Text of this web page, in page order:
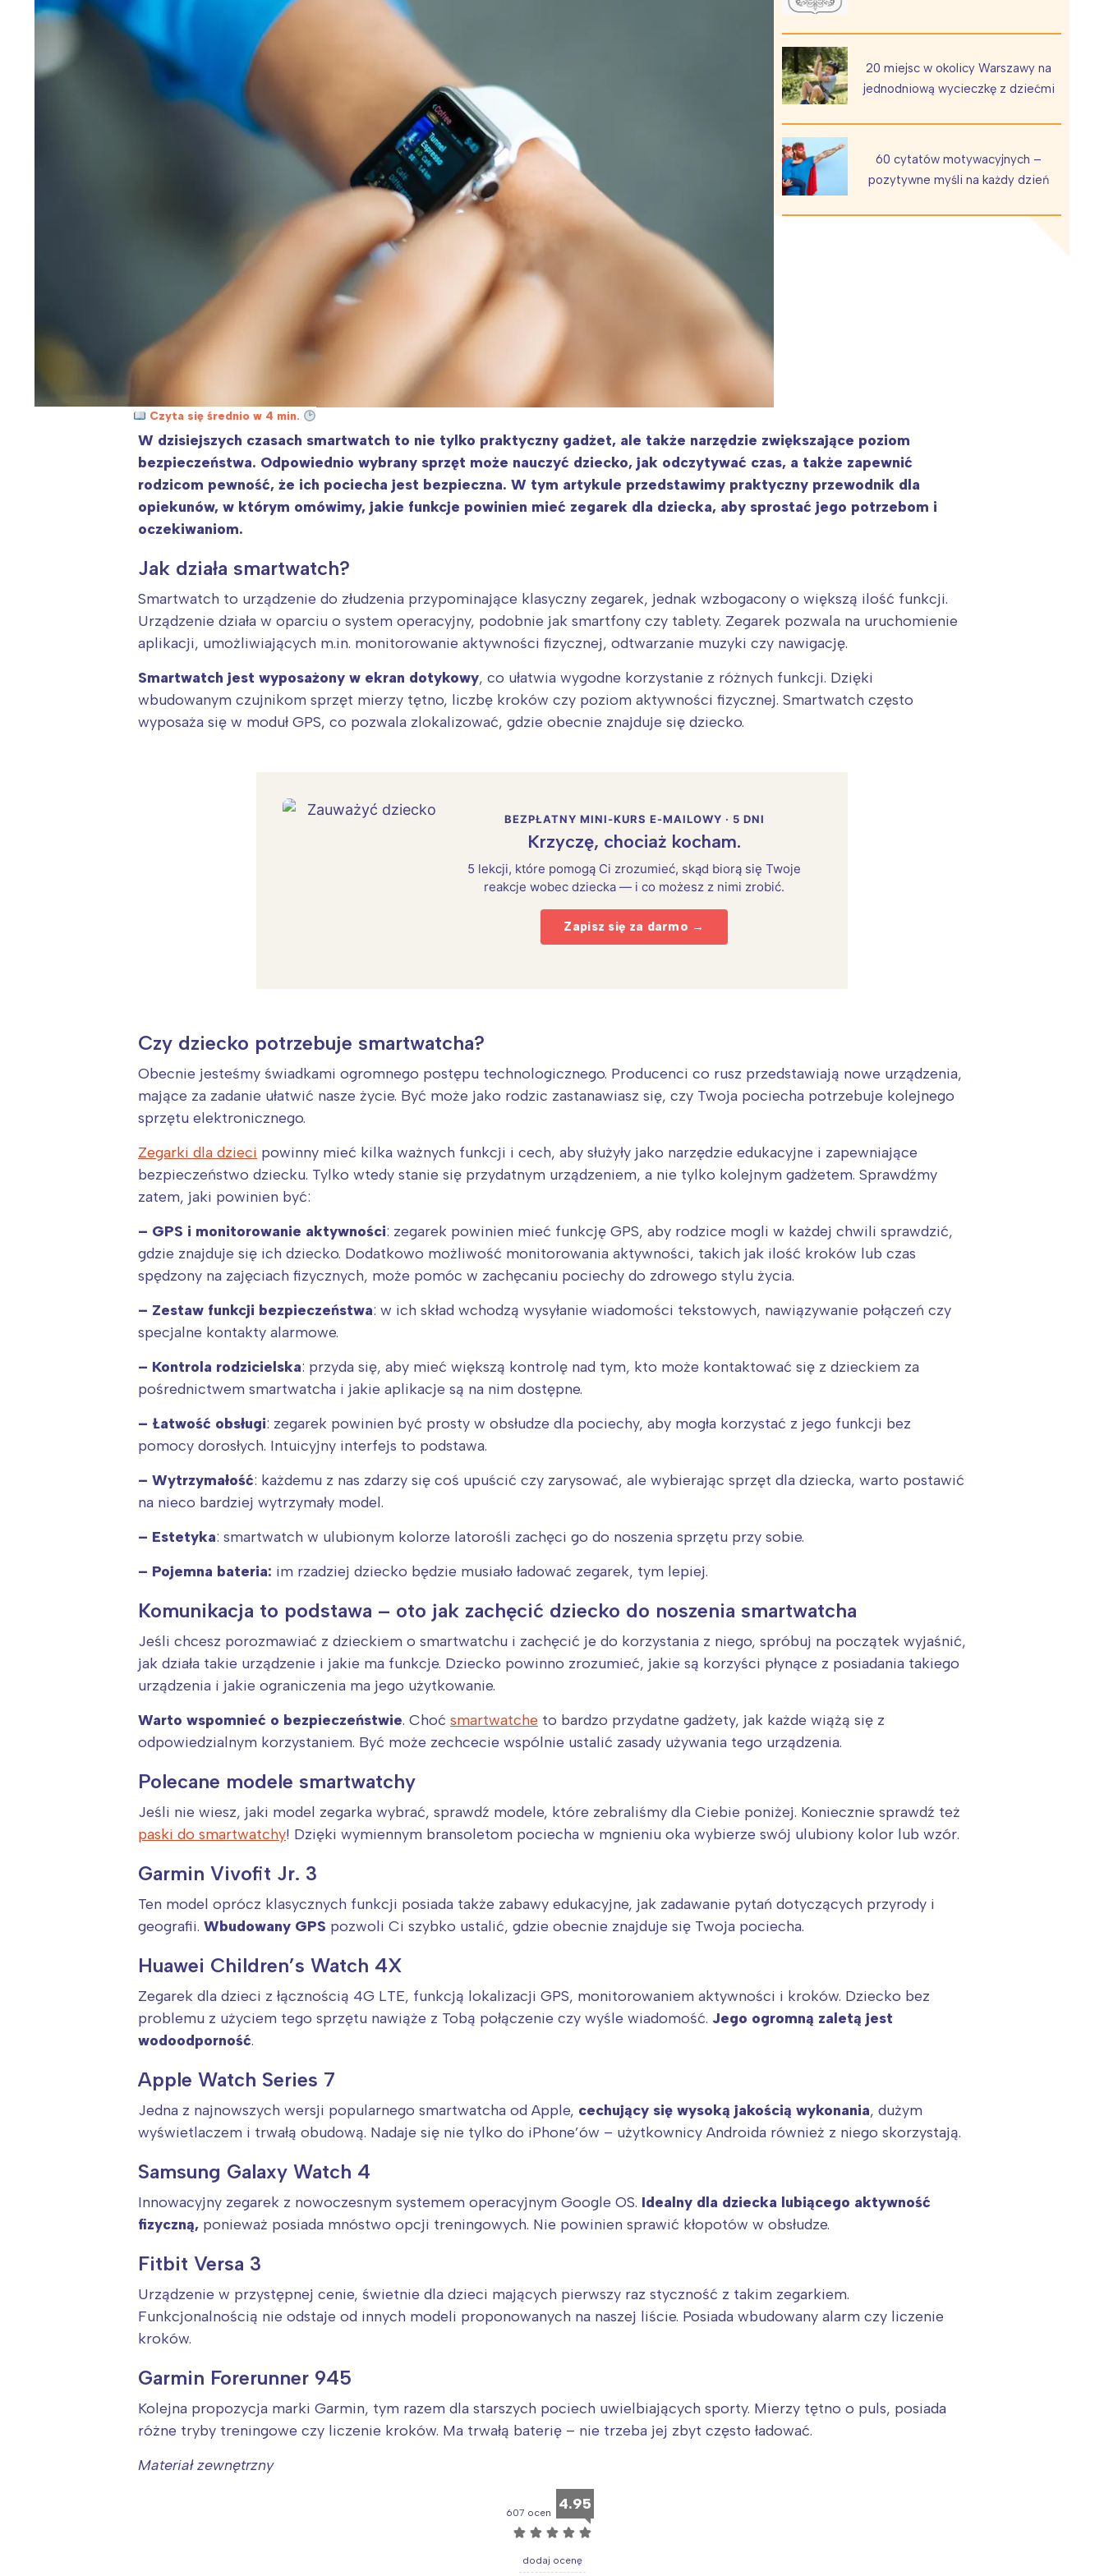
Wiosenny koncert ptaków na płocie Kwitnąca wiśnia i jej płatki Wiewiórka na kwitnącym polu
20 miejsc w okolicy Warszawy na
jednodniową wycieczkę z dziećmi
60 cytatów motywacyjnych –
pozytywne myśli na każdy dzień
Czyta się średnio w 4 min.
W dzisiejszych czasach smartwatch to nie tylko praktyczny gadżet, ale także narzędzie zwiększające poziom
bezpieczeństwa. Odpowiednio wybrany sprzęt może nauczyć dziecko, jak odczytywać czas, a także zapewnić
rodzicom pewność, że ich pociecha jest bezpieczna. W tym artykule przedstawimy praktyczny przewodnik dla
opiekunów, w którym omówimy, jakie funkcje powinien mieć zegarek dla dziecka, aby sprostać jego potrzebom i
oczekiwaniom.
Jak działa smartwatch?
Smartwatch to urządzenie do złudzenia przypominające klasyczny zegarek, jednak wzbogacony o większą ilość funkcji.
Urządzenie działa w oparciu o system operacyjny, podobnie jak smartfony czy tablety. Zegarek pozwala na uruchomienie
aplikacji, umożliwiających m.in. monitorowanie aktywności fizycznej, odtwarzanie muzyki czy nawigację.
Smartwatch jest wyposażony w ekran dotykowy, co ułatwia wygodne korzystanie z różnych funkcji. Dzięki
wbudowanym czujnikom sprzęt mierzy tętno, liczbę kroków czy poziom aktywności fizycznej. Smartwatch często
wyposaża się w moduł GPS, co pozwala zlokalizować, gdzie obecnie znajduje się dziecko.
BEZPŁATNY MINI-KURS E-MAILOWY · 5 DNI
Krzyczę, chociaż kocham.
5 lekcji, które pomogą Ci zrozumieć, skąd biorą się Twoje
reakcje wobec dziecka — i co możesz z nimi zrobić.
Zapisz się za darmo →
Czy dziecko potrzebuje smartwatcha?
Obecnie jesteśmy świadkami ogromnego postępu technologicznego. Producenci co rusz przedstawiają nowe urządzenia,
mające za zadanie ułatwić nasze życie. Być może jako rodzic zastanawiasz się, czy Twoja pociecha potrzebuje kolejnego
sprzętu elektronicznego.
Zegarki dla dzieci powinny mieć kilka ważnych funkcji i cech, aby służyły jako narzędzie edukacyjne i zapewniające
bezpieczeństwo dziecku. Tylko wtedy stanie się przydatnym urządzeniem, a nie tylko kolejnym gadżetem. Sprawdźmy
zatem, jaki powinien być:
– GPS i monitorowanie aktywności: zegarek powinien mieć funkcję GPS, aby rodzice mogli w każdej chwili sprawdzić,
gdzie znajduje się ich dziecko. Dodatkowo możliwość monitorowania aktywności, takich jak ilość kroków lub czas
spędzony na zajęciach fizycznych, może pomóc w zachęcaniu pociechy do zdrowego stylu życia.
– Zestaw funkcji bezpieczeństwa: w ich skład wchodzą wysyłanie wiadomości tekstowych, nawiązywanie połączeń czy
specjalne kontakty alarmowe.
– Kontrola rodzicielska: przyda się, aby mieć większą kontrolę nad tym, kto może kontaktować się z dzieckiem za
pośrednictwem smartwatcha i jakie aplikacje są na nim dostępne.
– Łatwość obsługi: zegarek powinien być prosty w obsłudze dla pociechy, aby mogła korzystać z jego funkcji bez
pomocy dorosłych. Intuicyjny interfejs to podstawa.
– Wytrzymałość: każdemu z nas zdarzy się coś upuścić czy zarysować, ale wybierając sprzęt dla dziecka, warto postawić
na nieco bardziej wytrzymały model.
– Estetyka: smartwatch w ulubionym kolorze latorośli zachęci go do noszenia sprzętu przy sobie.
– Pojemna bateria: im rzadziej dziecko będzie musiało ładować zegarek, tym lepiej.
Komunikacja to podstawa – oto jak zachęcić dziecko do noszenia smartwatcha
Jeśli chcesz porozmawiać z dzieckiem o smartwatchu i zachęcić je do korzystania z niego, spróbuj na początek wyjaśnić,
jak działa takie urządzenie i jakie ma funkcje. Dziecko powinno zrozumieć, jakie są korzyści płynące z posiadania takiego
urządzenia i jakie ograniczenia ma jego użytkowanie.
Warto wspomnieć o bezpieczeństwie. Choć smartwatche to bardzo przydatne gadżety, jak każde wiążą się z
odpowiedzialnym korzystaniem. Być może zechcecie wspólnie ustalić zasady używania tego urządzenia.
Polecane modele smartwatchy
Jeśli nie wiesz, jaki model zegarka wybrać, sprawdź modele, które zebraliśmy dla Ciebie poniżej. Koniecznie sprawdź też
paski do smartwatchy! Dzięki wymiennym bransoletom pociecha w mgnieniu oka wybierze swój ulubiony kolor lub wzór.
Garmin Vivofit Jr. 3
Ten model oprócz klasycznych funkcji posiada także zabawy edukacyjne, jak zadawanie pytań dotyczących przyrody i
geografii. Wbudowany GPS pozwoli Ci szybko ustalić, gdzie obecnie znajduje się Twoja pociecha.
Huawei Children’s Watch 4X
Zegarek dla dzieci z łącznością 4G LTE, funkcją lokalizacji GPS, monitorowaniem aktywności i kroków. Dziecko bez
problemu z użyciem tego sprzętu nawiąże z Tobą połączenie czy wyśle wiadomość. Jego ogromną zaletą jest
wodoodporność.
Apple Watch Series 7
Jedna z najnowszych wersji popularnego smartwatcha od Apple, cechujący się wysoką jakością wykonania, dużym
wyświetlaczem i trwałą obudową. Nadaje się nie tylko do iPhone’ów – użytkownicy Androida również z niego skorzystają.
Samsung Galaxy Watch 4
Innowacyjny zegarek z nowoczesnym systemem operacyjnym Google OS. Idealny dla dziecka lubiącego aktywność
fizyczną, ponieważ posiada mnóstwo opcji treningowych. Nie powinien sprawić kłopotów w obsłudze.
Fitbit Versa 3
Urządzenie w przystępnej cenie, świetnie dla dzieci mających pierwszy raz styczność z takim zegarkiem.
Funkcjonalnością nie odstaje od innych modeli proponowanych na naszej liście. Posiada wbudowany alarm czy liczenie
kroków.
Garmin Forerunner 945
Kolejna propozycja marki Garmin, tym razem dla starszych pociech uwielbiających sporty. Mierzy tętno o puls, posiada
różne tryby treningowe czy liczenie kroków. Ma trwałą baterię – nie trzeba jej zbyt często ładować.
Materiał zewnętrzny
607 ocen 4.95
☆ ☆ ☆ ☆ ☆
dodaj ocenę
Interesują mnie wydarzenia z tego regionu:
Warszawa
Łódź
Trójmiasto
Poznań
Śląsk
Południe
Wybieram